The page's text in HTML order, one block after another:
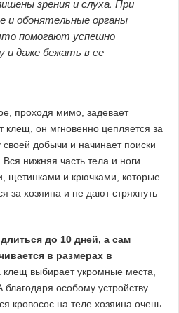
зрения и слуха. При
и обонятельные органы
помогают успешно
и даже бежать в ее
проходя мимо, задевает
клещ, он мгновенно цепляется за
добычи и начинает поиски
нижняя часть тела и ноги
щетинками и крючками, которые
за хозяина и не дают стряхнуть
до 10 дней, а сам
в размерах в
клещ выбирает укромные места,
благодаря особому устройству
кровосос на теле хозяина очень